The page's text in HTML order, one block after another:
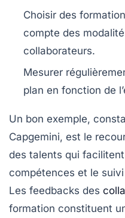
Choisir des
compte des
collaborateurs.
Mesurer
plan en fonction de
Un bon exemple,
Capgemini, est le
des talents qui
compétences et le
Les feedbacks des
formation constituent